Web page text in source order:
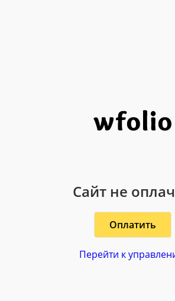
Сайт не
Оплатить
Перейти к